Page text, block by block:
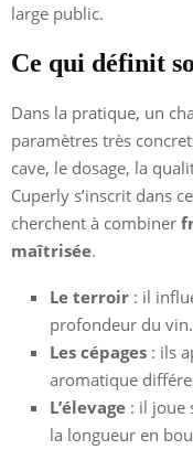
large public.
Ce qui définit
Dans la pratique, un
paramètres très
cave, le dosage, la
Cuperly s’inscrit dans
cherchent à combiner
maîtrisée.
Le terroir : il
profondeur du vin.
Les cépages : ils
aromatique
L’élevage : il joue
la longueur en